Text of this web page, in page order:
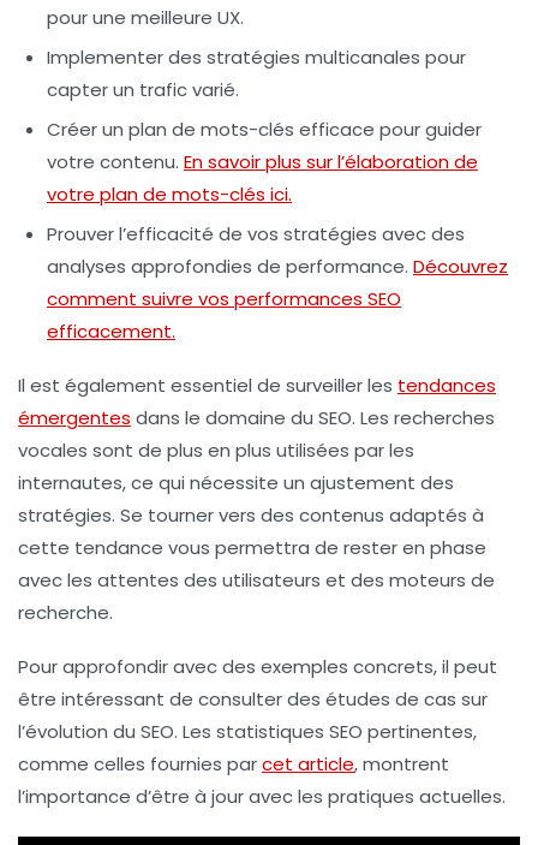
pour une meilleure UX.
Implementer des stratégies multicanales pour
capter un trafic varié.
Créer un plan de mots-clés efficace pour guider
votre contenu. En savoir plus sur l’élaboration de
votre plan de mots-clés ici.
Prouver l’efficacité de vos stratégies avec des
analyses approfondies de performance. Découvrez
comment suivre vos performances SEO
efficacement.
Il est également essentiel de surveiller les tendances
émergentes dans le domaine du SEO. Les recherches
vocales sont de plus en plus utilisées par les
internautes, ce qui nécessite un ajustement des
stratégies. Se tourner vers des contenus adaptés à
cette tendance vous permettra de rester en phase
avec les attentes des utilisateurs et des moteurs de
recherche.
Pour approfondir avec des exemples concrets, il peut
être intéressant de consulter des études de cas sur
l’évolution du SEO. Les statistiques SEO pertinentes,
comme celles fournies parcet article, montrent
l’importance d’être à jour avec les pratiques actuelles.